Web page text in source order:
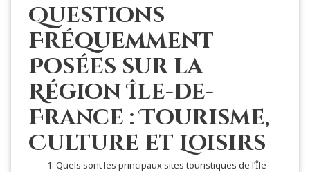
Questions
Fréquemment
Posées sur la
Région Île-de-
France : Tourisme,
Culture et Loisirs
Quels sont les principaux sites touristiques de l’Île-